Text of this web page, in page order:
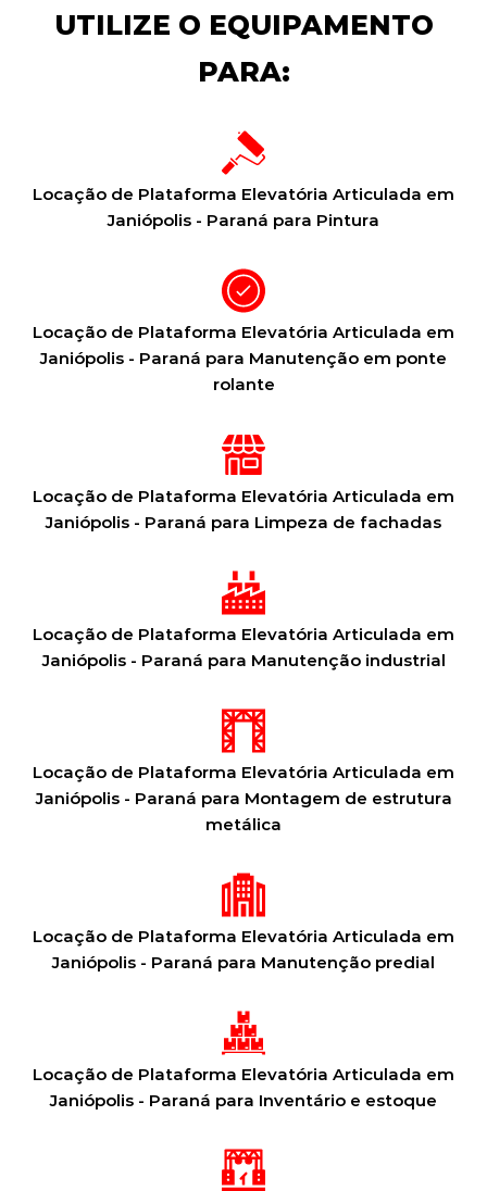
UTILIZE O EQUIPAMENTO
PARA:
Locação de Plataforma Elevatória Articulada em
Janiópolis - Paraná para Pintura
Locação de Plataforma Elevatória Articulada em
Janiópolis - Paraná para Manutenção em ponte
rolante
Locação de Plataforma Elevatória Articulada em
Janiópolis - Paraná para Limpeza de fachadas
Locação de Plataforma Elevatória Articulada em
Janiópolis - Paraná para Manutenção industrial
Locação de Plataforma Elevatória Articulada em
Janiópolis - Paraná para Montagem de estrutura
metálica
Locação de Plataforma Elevatória Articulada em
Janiópolis - Paraná para Manutenção predial
Locação de Plataforma Elevatória Articulada em
Janiópolis - Paraná para Inventário e estoque